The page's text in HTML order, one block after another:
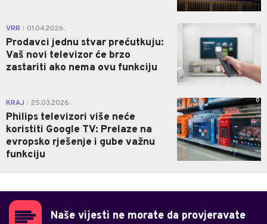
VRR 01.04.2026.
Prodavci jednu stvar prećutkuju:
Vaš novi televizor će brzo
zastariti ako nema ovu funkciju
0
KRAJ 25.03.2026.
Philips televizori više neće
koristiti Google TV: Prelaze na
evropsko rješenje i gube važnu
funkciju
0
Naše vijesti ne morate da provjeravate